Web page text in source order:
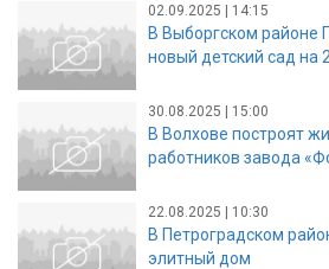
02.09.2025 | 14:15
В Выборгском районе
новый детский сад на
30.08.2025 | 15:00
В Волхове построят
работников завода
22.08.2025 | 10:30
В Петроградском
элитный дом